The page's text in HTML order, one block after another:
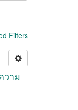
Filters
วาม